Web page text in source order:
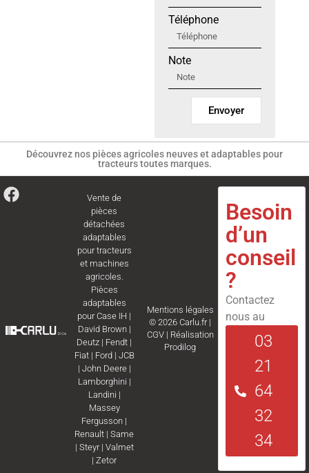
Téléphone
Note
Envoyer
Découvrez nos pièces agricoles neuves et adaptables pour
tracteurs toutes marques.
Vente de
pièces
détachées
adaptables
pour tracteurs
et machines
agricoles.
Pièces
adaptables
pourCase IH |
David Brown|
Deutz | Fendt |
Fiat| Ford | JCB
| John Deere|
Lamborghini |
Landini |
Massey
Fergusson |
Renault |Same
| Steyr| Valmet
|Zetor
Mentions légales
© 2026 Carlu.fr |
CGV| Réalisation
Prodilog
Besoin
d’un
conseil
?
Contactez
nous au
03
21
64
32
34